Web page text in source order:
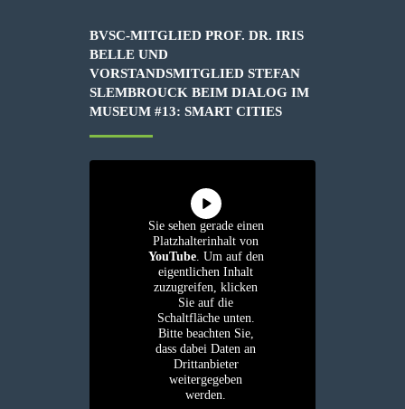
BVSC-MITGLIED PROF. DR. IRIS
BELLE UND
VORSTANDSMITGLIED STEFAN
SLEMBROUCK BEIM DIALOG IM
MUSEUM #13: SMART CITIES
Sie sehen gerade einen
Platzhalterinhalt von
YouTube. Um auf den
eigentlichen Inhalt
zuzugreifen, klicken
Sie auf die
Schaltfläche unten.
Bitte beachten Sie,
dass dabei Daten an
Drittanbieter
weitergegeben
werden.